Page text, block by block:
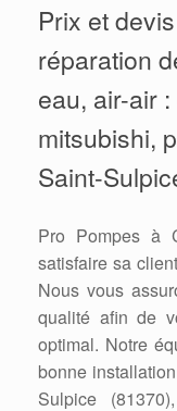
Prix et
réparation
eau, air-air
mitsubishi,
Saint-
Pro Pompes à
satisfaire sa
Nous vous
qualité afin de
optimal. Notre
bonne
Sulpice